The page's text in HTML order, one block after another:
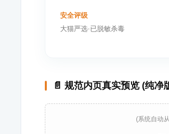
安全评级
大猫严选·已脱敏杀毒
📄 规范内页真实预览 (纯净
(系统自动